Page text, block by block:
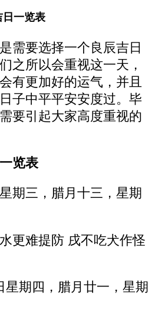
日一览表
需要选择一个良辰吉日
之所以会重视这一天，
有更加好的运气，并且
子中平平安安度过。毕
要引起大家高度重视的
览表
期三，腊月十三，星期
更难提防 戌不吃犬作怪
星期四，腊月廿一，星期